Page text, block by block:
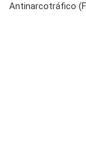
Antinarcotráfico